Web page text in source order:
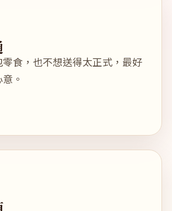
食，也不想送得太正式，最好
。